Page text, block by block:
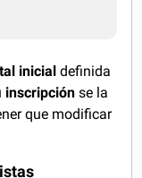
inicial definida
inscripción se la
que modificar